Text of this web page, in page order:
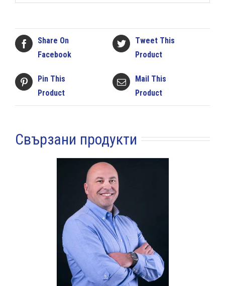
Share On
Facebook
Tweet This
Product
Pin This
Product
Mail This
Product
Свързани продукти